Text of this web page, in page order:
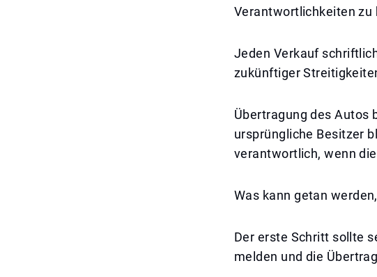
Verantwortlichkeiten zu
Jeden Verkauf
zukünftiger
Übertragung des Autos
ursprüngliche Besitzer
verantwortlich, wenn
Was kann getan
Der erste Schritt sollte
melden und die